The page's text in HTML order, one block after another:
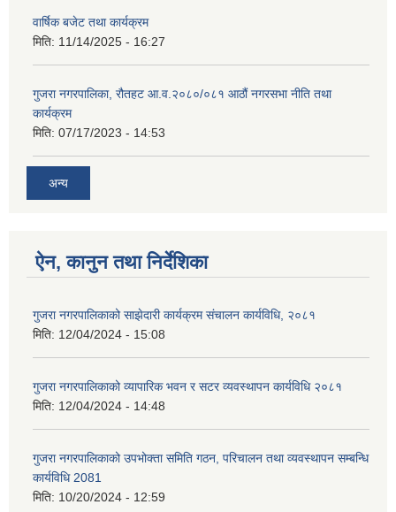
वार्षिक बजेट तथा कार्यक्रम
मिति: 11/14/2025 - 16:27
गुजरा नगरपालिका, रौतहट आ.व.२०८०/०८१ आठौं नगरसभा नीति तथा
कार्यक्रम
मिति: 07/17/2023 - 14:53
अन्य
ऐन, कानुन तथा निर्देशिका
गुजरा नगरपालिकाको साझेदारी कार्यक्रम संचालन कार्यविधि, २०८१
मिति: 12/04/2024 - 15:08
गुजरा नगरपालिकाको व्यापारिक भवन र सटर व्यवस्थापन कार्यविधि २०८१
मिति: 12/04/2024 - 14:48
गुजरा नगरपालिकाको उपभोक्ता समिति गठन, परिचालन तथा व्यवस्थापन सम्बन्धि
कार्यविधि 2081
मिति: 10/20/2024 - 12:59